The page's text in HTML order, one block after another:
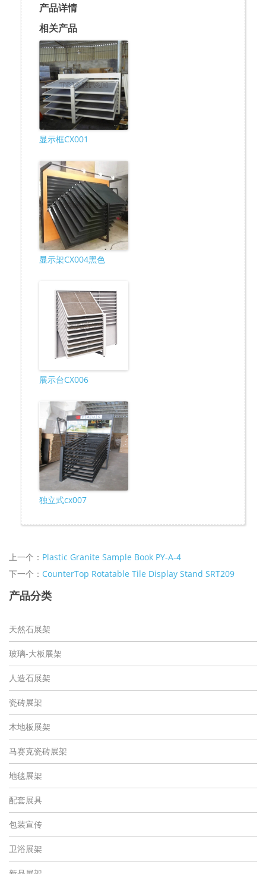
产品详情
相关产品
显示框CX001
显示架CX004黑色
展示台CX006
独立式cx007
上一个： Plastic Granite Sample Book PY-A-4
下一个： CounterTop Rotatable Tile Display Stand SRT209
产品分类
天然石展架
玻璃-大板展架
人造石展架
瓷砖展架
木地板展架
马赛克瓷砖展架
地毯展架
配套展具
包装宣传
卫浴展架